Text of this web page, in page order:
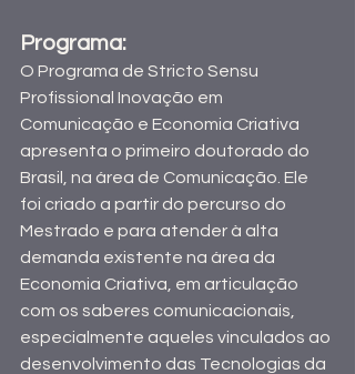
Programa:
O Programa de Stricto Sensu
Profissional Inovação em
Comunicação e Economia Criativa
apresenta o primeiro doutorado do
Brasil, na área de Comunicação. Ele
foi criado a partir do percurso do
Mestrado e para atender à alta
demanda existente na área da
Economia Criativa, em articulação
com os saberes comunicacionais,
especialmente aqueles vinculados ao
desenvolvimento das Tecnologias da